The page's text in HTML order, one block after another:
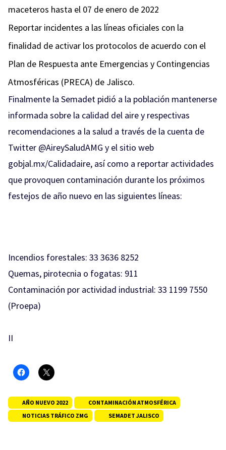
maceteros hasta el 07 de enero de 2022
Reportar incidentes a las líneas oficiales con la
finalidad de activar los protocolos de acuerdo con el
Plan de Respuesta ante Emergencias y Contingencias
Atmosféricas (PRECA) de Jalisco.
Finalmente la Semadet pidió a la población mantenerse
informada sobre la calidad del aire y respectivas
recomendaciones a la salud a través de la cuenta de
Twitter @AireySaludAMG y el sitio web
gobjal.mx/Calidadaire, así como a reportar actividades
que provoquen contaminación durante los próximos
festejos de año nuevo en las siguientes líneas:
Incendios forestales: 33 3636 8252
Quemas, pirotecnia o fogatas: 911
Contaminación por actividad industrial: 33 1199 7550
(Proepa)
II
AÑO NUEVO 2022
CONTAMINACIÓN ATMOSFÉRICA
NOTICIAS TRÁFICO ZMG
SEMADET JALISCO